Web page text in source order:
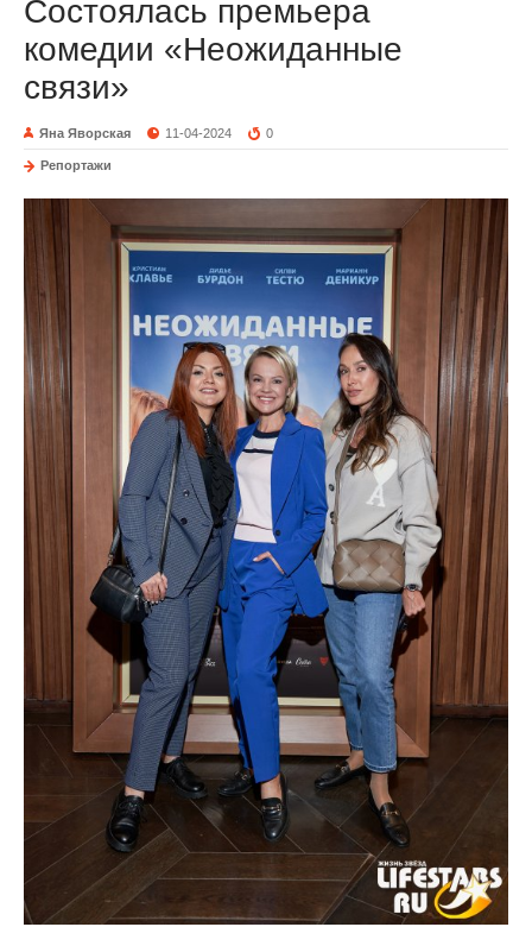
Состоялась премьера
комедии «Неожиданные
связи»
Яна Яворская 11-04-2024 0
Репортажи